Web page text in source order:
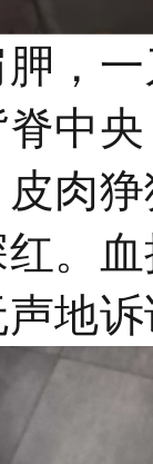
，
中
肉
。
地